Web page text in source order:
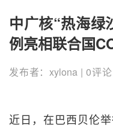
中广核“热海绿
例亮相联合国
发布者：xylona | 0评
近日，在巴西贝伦